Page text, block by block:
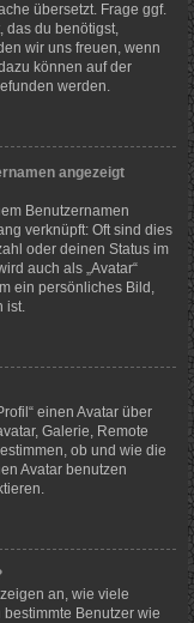
übersetzt. Frage ggf.
das du benötigst,
wir uns freuen, wenn
können auf der
werden.
angezeigt
Benutzernamen
verknüpft: Oft sind dies
oder deinen Status im
auch als „Avatar“
ein persönliches Bild,
ist.
einen Avatar über
Galerie, Remote
ob und wie die
Avatar benutzen
an, wie viele
Benutzer wie